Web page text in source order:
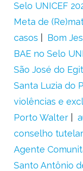
Selo UNICEF
Meta de
casos
Bom
BAE no Selo
São José do
Santa Luzia do
violências e
Porto Walter
conselho tutelar
Agente
Santo Antônio